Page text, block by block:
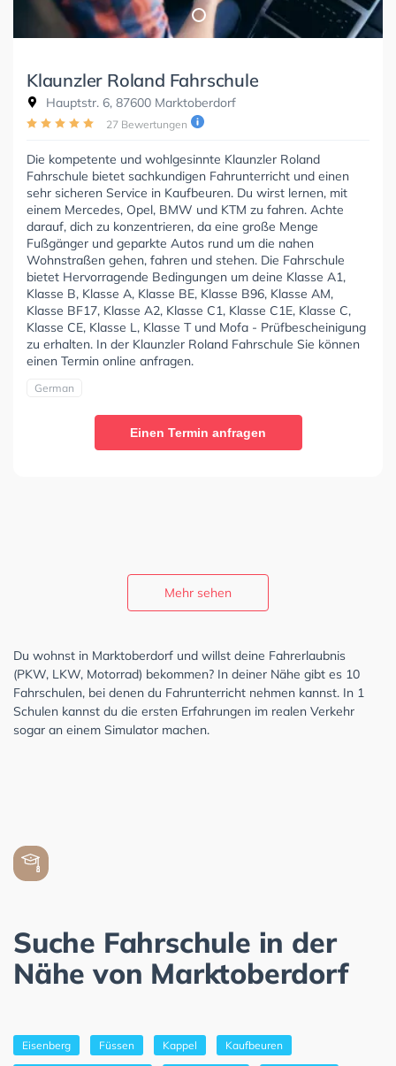
Klaunzler Roland Fahrschule
Hauptstr. 6, 87600 Marktoberdorf
27 Bewertungen
Die kompetente und wohlgesinnte Klaunzler Roland
Fahrschule bietet sachkundigen Fahrunterricht und einen
sehr sicheren Service in Kaufbeuren. Du wirst lernen, mit
einem Mercedes, Opel, BMW und KTM zu fahren. Achte
darauf, dich zu konzentrieren, da eine große Menge
Fußgänger und geparkte Autos rund um die nahen
Wohnstraßen gehen, fahren und stehen. Die Fahrschule
bietet Hervorragende Bedingungen um deine Klasse A1,
Klasse B, Klasse A, Klasse BE, Klasse B96, Klasse AM,
Klasse BF17, Klasse A2, Klasse C1, Klasse C1E, Klasse C,
Klasse CE, Klasse L, Klasse T und Mofa - Prüfbescheinigung
zu erhalten. In der Klaunzler Roland Fahrschule Sie können
einen Termin online anfragen.
German
Einen Termin anfragen
Mehr sehen
Du wohnst in Marktoberdorf und willst deine Fahrerlaubnis
(PKW, LKW, Motorrad) bekommen? In deiner Nähe gibt es 10
Fahrschulen, bei denen du Fahrunterricht nehmen kannst. In 1
Schulen kannst du die ersten Erfahrungen im realen Verkehr
sogar an einem Simulator machen.
Suche Fahrschule in der
Nähe von Marktoberdorf
Eisenberg Füssen Kappel Kaufbeuren